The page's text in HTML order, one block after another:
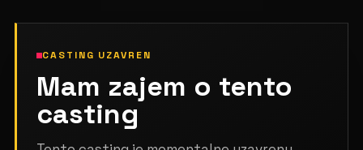
CASTING UZAVREN
Mam zajem o tento
casting